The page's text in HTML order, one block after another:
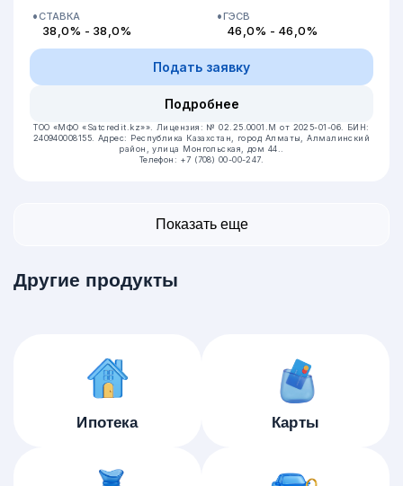
СТАВКА
38,0% - 38,0%
ГЭСВ
46,0% - 46,0%
Подать заявку
Подробнее
ТОО «МФО «Satcredit.kz»». Лицензия: № 02.25.0001.М от 2025-01-06. БИН:
240940008155. Адрес: Республика Казахстан, город Алматы, Алмалинский
район, улица Монгольская, дом 44..
Телефон: +7 (708) 00-00-247.
Показать еще
Другие продукты
Ипотека Карты